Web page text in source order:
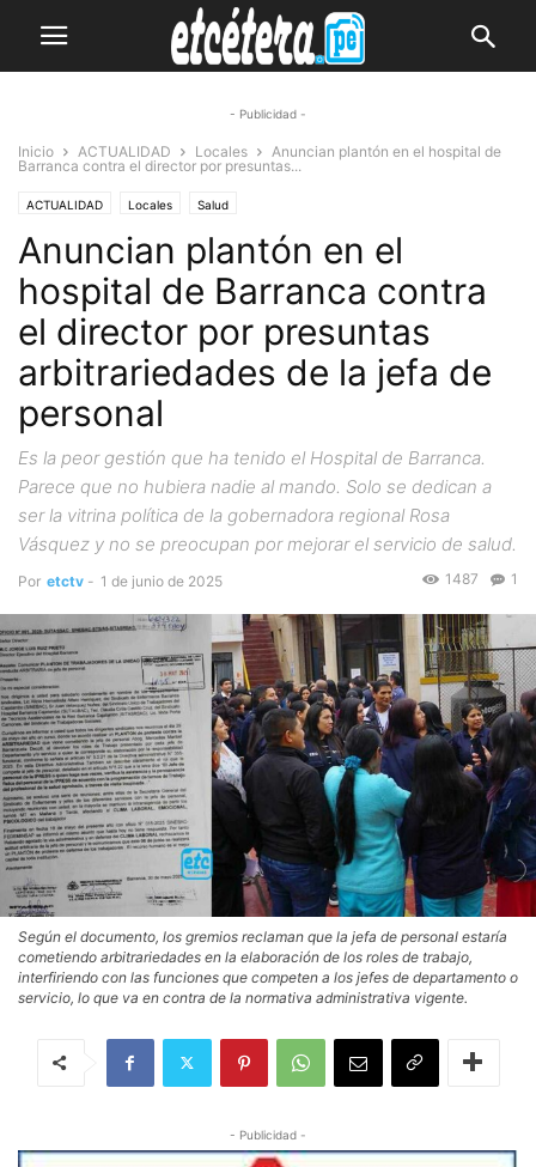
- Publicidad -
Inicio ACTUALIDAD Locales
Anuncian plantón en el hospital de
Barranca contra el director por presuntas...
ACTUALIDAD Locales Salud
Anuncian plantón en el
hospital de Barranca contra
el director por presuntas
arbitrariedades de la jefa de
personal
Es la peor gestión que ha tenido el Hospital de Barranca.
Parece que no hubiera nadie al mando. Solo se dedican a
ser la vitrina política de la gobernadora regional Rosa
Vásquez y no se preocupan por mejorar el servicio de salud.
Por etctv - 1 de junio de 2025 1
1487
Según el documento, los gremios reclaman que la jefa de personal estaría
cometiendo arbitrariedades en la elaboración de los roles de trabajo,
interfiriendo con las funciones que competen a los jefes de departamento o
servicio, lo que va en contra de la normativa administrativa vigente.
- Publicidad -